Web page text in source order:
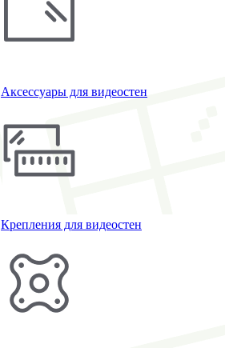
Аксессуары для видеостен
Крепления для видеостен